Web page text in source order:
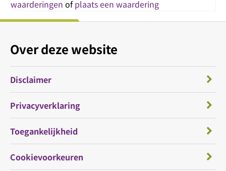
waarderingen ofplaats een waardering
Over deze website
Disclaimer
Privacyverklaring
Toegankelijkheid
Cookievoorkeuren